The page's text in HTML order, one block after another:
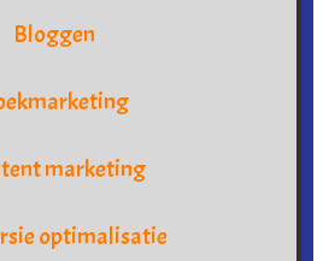
Bloggen
marketing
optimalisatie